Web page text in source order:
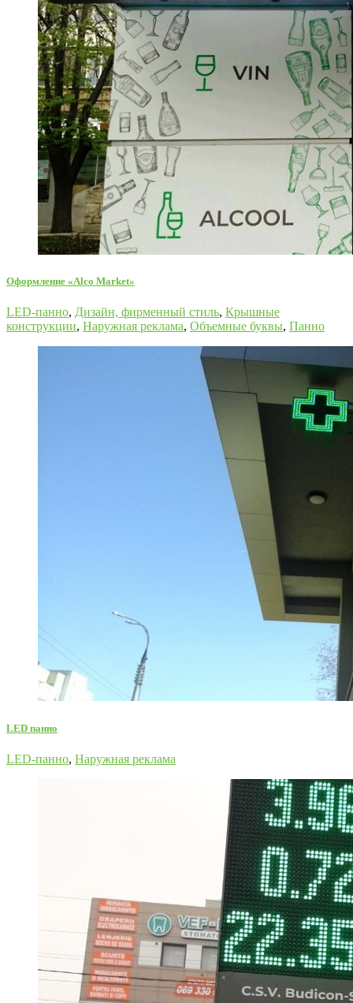
Оформление «Alco Market»
LED-панно, Дизайн, фирменный стиль, Крышные
конструкции, Наружная реклама, Объемные буквы, Панно
LED панно
LED-панно, Наружная реклама